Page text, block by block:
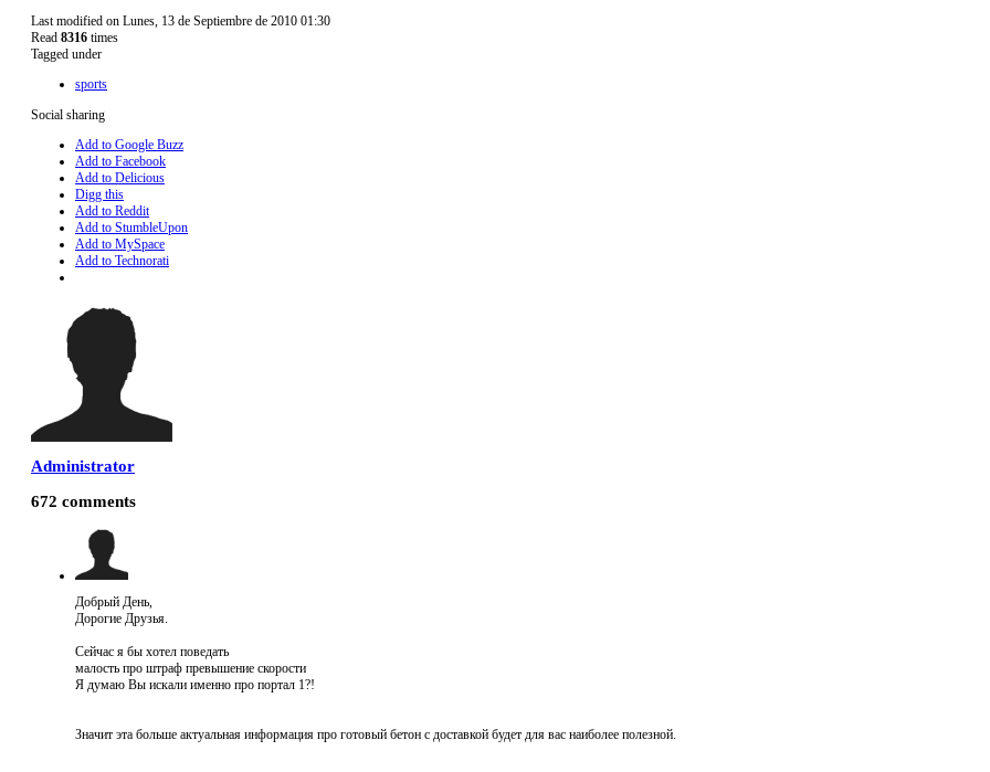
Last modified on Lunes, 13 de Septiembre de 2010 01:30
Read 8316 times
Tagged under
sports
Social sharing
Add to Google Buzz
Add to Facebook
Add to Delicious
Digg this
Add to Reddit
Add to StumbleUpon
Add to MySpace
Add to Technorati
Administrator
672 comments
Добрый День,
Дорогие Друзья.
Сейчас я бы хотел поведать
малость про штраф превышение скорости
Я думаю Вы искали именно про портал 1?!
Значит эта больше актуальная информация про готовый бетон с доставкой будет для вас наиболее полезной.